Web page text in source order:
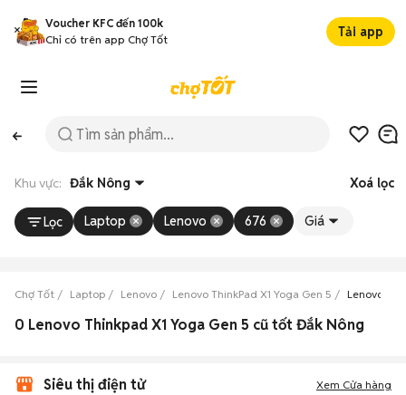
Voucher KFC đến 100k
Chỉ có trên app Chợ Tốt
Tải app
Khu vực: Đắk Nông Xoá lọc
Lọc Laptop Lenovo 676 Giá
Chợ Tốt Laptop Lenovo Lenovo ThinkPad X1 Yoga Gen 5 Lenovo
0 Lenovo Thinkpad X1 Yoga Gen 5 cũ tốt Đắk Nông
Siêu thị điện tử Xem Cửa hàng